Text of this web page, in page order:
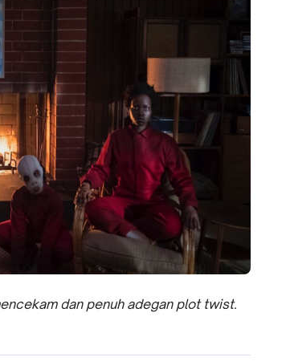
dan penuh adegan plot twist.